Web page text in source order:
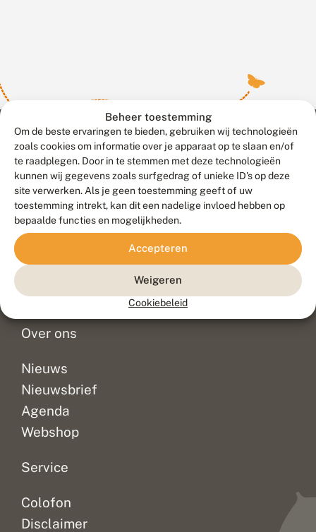
Beheer toestemming
Om de beste ervaringen te bieden, gebruiken wij technologieën
zoals cookies om informatie over je apparaat op te slaan en/of
te raadplegen. Door in te stemmen met deze technologieën
kunnen wij gegevens zoals surfgedrag of unieke ID's op deze
site verwerken. Als je geen toestemming geeft of uw
toestemming intrekt, kan dit een nadelige invloed hebben op
bepaalde functies en mogelijkheden.
Accepteren
Weigeren
Cookiebeleid
Contact
Veelgestelde vragen
Doneer
Over ons
Nieuws
Nieuwsbrief
Agenda
Webshop
Service
Colofon
Disclaimer
Meld waarnemingen© 2026 Vlinderstichting
Duurzaam ontwikkeld door
Go2People
, ontworpen door
Blue Field Agency
Privacy
Disclaimer
Sitemap